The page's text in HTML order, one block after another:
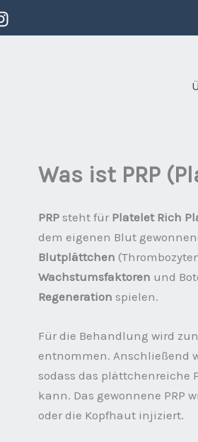
Was ist PRP
PRP steht für Platelet Rich
dem eigenen Blut
Blutplättchen
Wachstumsfaktoren und
Regeneration spielen.
Für die Behandlung wird
entnommen. Anschließend
sodass das plättchenreiche
kann. Das gewonnene PRP
oder die Kopfhaut injiziert.